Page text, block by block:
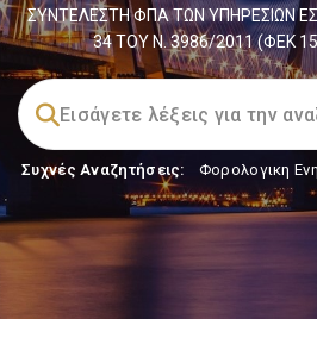
ΣΥΝΤΕΛΕΣΤΗ ΦΠΑ ΤΩΝ ΥΠΗΡΕΣΙΩΝ
34 ΤΟΥ Ν. 3986/2011 (ΦΕΚ
Συχνές Αναζητήσεις: Φορολογικη